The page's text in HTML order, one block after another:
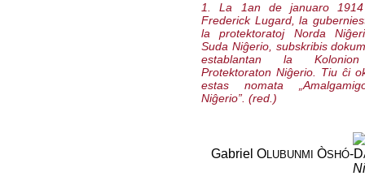
1. La 1an de januaro
Frederick Lugard, la
la protektoratoj Norda
Suda Niĝerio, subskribis
establantan la
Protektoraton Niĝerio. Tiu ĉi
estas nomata
Niĝerio”. (red.)
Gabriel OLUBUNMI ÒSHÓ-D